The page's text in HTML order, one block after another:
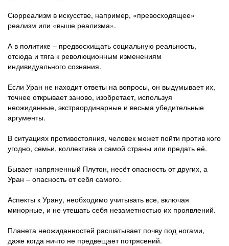
Сюрреализм в искусстве, например, «превосходящее»
реализм или «выше реализма».
А в политике – предвосхищать социальную реальность,
отсюда и тяга к революционным изменениям
индивидуального сознания.
Если Уран не находит ответы на вопросы, он выдумывает их,
точнее открывает заново, изобретает, используя
неожиданные, экстраординарные и весьма убедительные
аргументы.
В ситуациях противостояния, человек может пойти против кого
угодно, семьи, коллектива и самой страны или предать её.
Бывает напряженный Плутон, несёт опасность от других, а
Уран – опасность от себя самого.
Аспекты к Урану, необходимо учитывать все, включая
минорные, и не утешать себя незаметностью их проявлений.
Планета неожиданностей расшатывает почву под ногами,
даже когда ничто не предвещает потрясений.